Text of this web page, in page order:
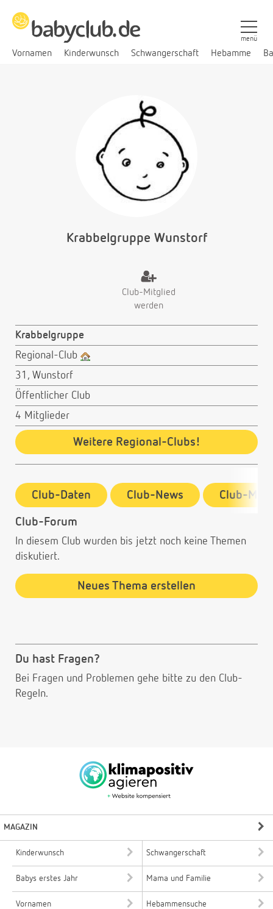
Vornamen Kinderwunsch Schwangerschaft Hebamme
menü
Krabbelgruppe Wunstorf
Club-Mitglied
werden
Krabbelgruppe
Regional-Club
31, Wunstorf
Öffentlicher Club
4 Mitglieder
Weitere Regional-Clubs!
Club-Daten Club-News Club-
Club-Forum
In diesem Club wurden bis jetzt noch keine Themen
diskutiert.
Neues Thema erstellen
Du hast Fragen?
Bei Fragen und Problemen gehe bitte zu den Club-
Regeln.
MAGAZIN
Kinderwunsch Schwangerschaft
Babys erstes Jahr Mama und Familie
Vornamen Hebammensuche